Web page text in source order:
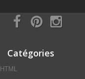
Catégories
HTML